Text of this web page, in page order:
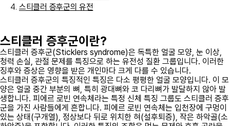
스티클러 증후군의 유전
스티클러 증후군이란?
스티클러 증후군(Sticklers syndrome)은 독특한 얼굴 모양, 눈 이상,
청력 손실, 관절 문제를 특징으로 하는 유전성 질환 그룹입니다. 이러한
징후와 증상은 영향을 받은 개인마다 크게 다를 수 있습니다.
스티클러 증후군의 특징적인 특징은 다소 평평한 얼굴 모양입니다. 이 모
양은 얼굴 중간 부분의 뼈, 특히 광대뼈와 코 다리뼈가 발달하지 않아 발
생합니다. 피에르 로빈 연속체라는 특정 신체 특징 그룹도 스티클러 증후
군을 가진 사람들에게 흔합니다. 피에르 로빈 연속체는 입천장에 구멍이
있는 상태(구개열), 정상보다 뒤로 위치한 혀(설후퇴증), 작은 하악골(소